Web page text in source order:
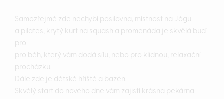
Samozřejmě zde nechybí posilovna, místnost na Jógu
a pilates, krytý kurt na squash a promenáda je skvělá buď
pro
pro běh, který vám dodá sílu, nebo pro klidnou, relaxační
procházku.
Dále zde je dětské hřiště a bazén.
Skvělý start do nového dne vám zajistí krásna pekárna